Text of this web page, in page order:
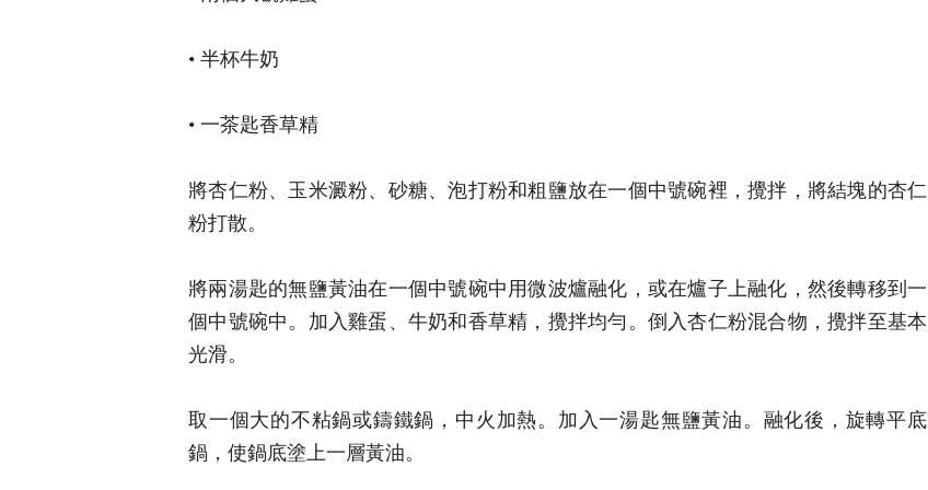
• 半杯牛奶
• 一茶匙香草精
將杏仁粉、玉米澱粉、砂糖、泡打粉和粗鹽放在一個中號碗裡，攪拌，將結塊的杏仁
粉打散。
將兩湯匙的無鹽黃油在一個中號碗中用微波爐融化，或在爐子上融化，然後轉移到一
個中號碗中。加入雞蛋、牛奶和香草精，攪拌均勻。倒入杏仁粉混合物，攪拌至基本
光滑。
取一個大的不粘鍋或鑄鐵鍋，中火加熱。加入一湯匙無鹽黃油。融化後，旋轉平底
鍋，使鍋底塗上一層黃油。